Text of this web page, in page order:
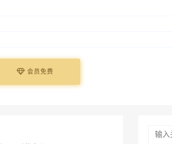
会员免费